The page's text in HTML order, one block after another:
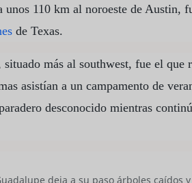
unos 110 km al noroeste de Austin,
de Texas.
más al southwest, fue el
asistían a un campamento de
desconocido mientras
deja a su paso árboles caídos